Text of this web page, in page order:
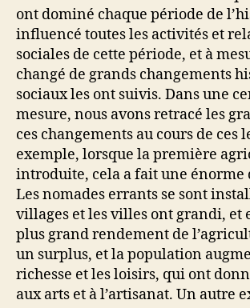
ont dominé chaque période de
influencé toutes les activités et
sociales de cette période, et à
changé de grands changements
sociaux les ont suivis. Dans une
mesure, nous avons retracé les
ces changements au cours de ces
exemple, lorsque la première
introduite, cela a fait une énorme
Les nomades errants se sont
villages et les villes ont grandi, et
plus grand rendement de
un surplus, et la population
richesse et les loisirs, qui ont
aux arts et à l’artisanat. Un autre